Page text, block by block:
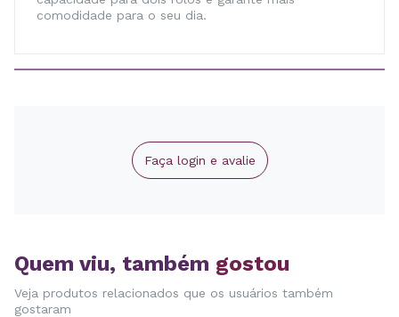
comodidade para o seu dia.
Faça login e avalie
Quem viu, também gostou
Veja produtos relacionados que os usuários também
gostaram